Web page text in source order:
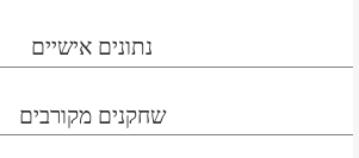
נתונים אישיים
שחקנים מקורבים